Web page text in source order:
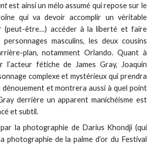
est ainsi un mélo assumé qui repose sur le
qui va devoir accomplir un véritable
(peut-être…) accéder à la liberté et faire
masculins, les deux cousins
plan, notamment Orlando. Quant à
fétiche de James Gray, Joaquin
complexe et mystérieux qui prendra
et montrera aussi à quel point
derrière un apparent manichéisme est
et subtil.
la photographie de Darius Khondji (qui
photographie de la palme d’or du Festival